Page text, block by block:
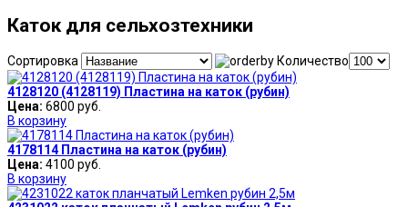
Каток для сельхозтехники
Сортировка Количество
4128120 (4128119) Пластина на каток (рубин)
Цена: 6800 руб.
В корзину
4178114 Пластина на каток (рубин)
Цена: 4100 руб.
В корзину